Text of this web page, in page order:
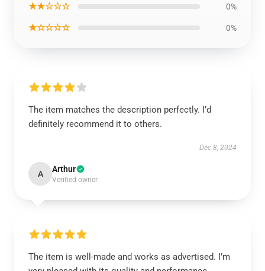
★★☆☆☆ 0%
★☆☆☆☆ 0%
The item matches the description perfectly. I’d
definitely recommend it to others.
Dec 8, 2024
A Arthur
Verified owner
The item is well-made and works as advertised. I’m